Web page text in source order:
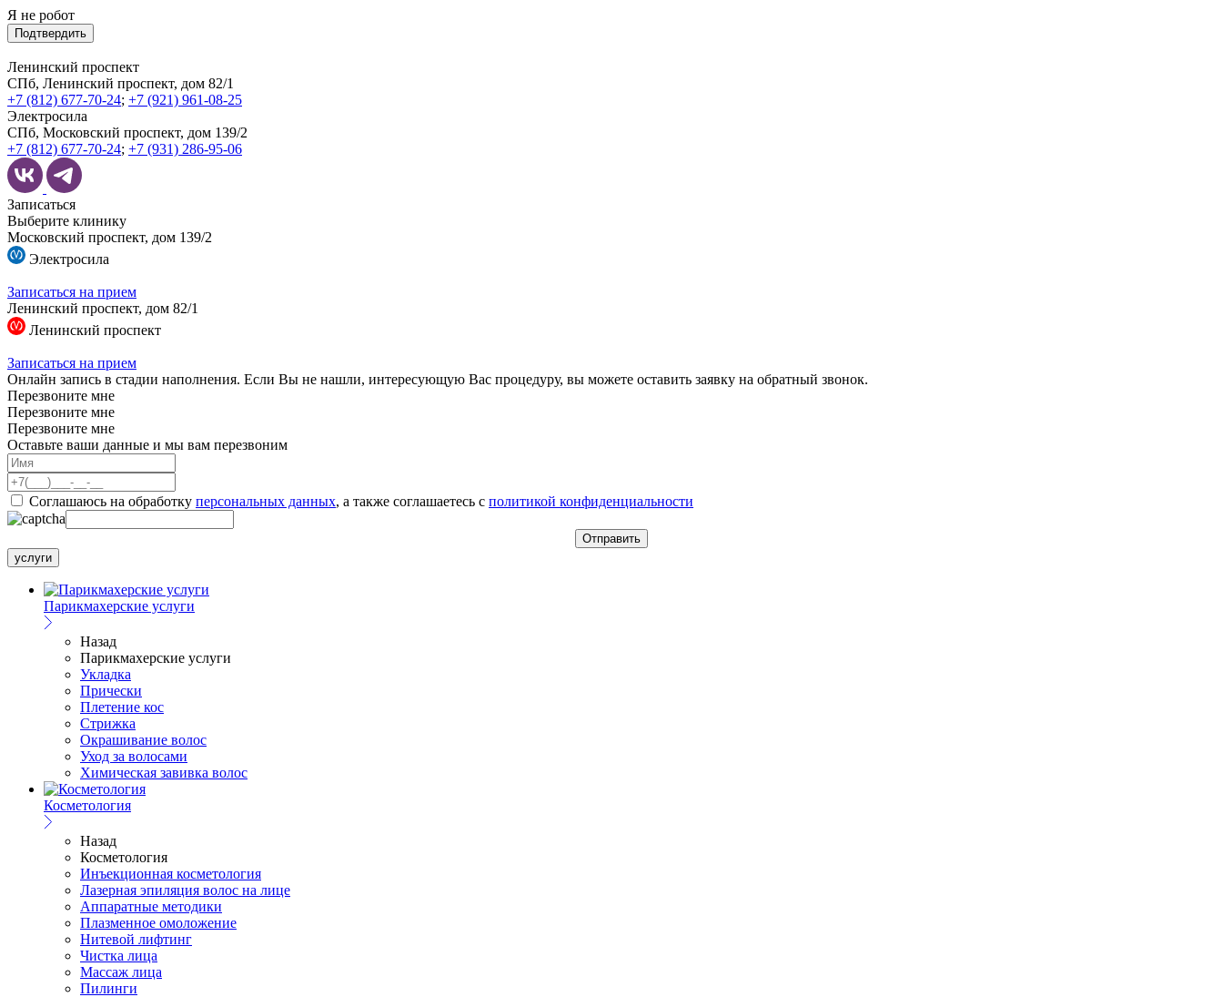
Я не робот
Подтвердить
Ленинский проспект
СПб, Ленинский проспект, дом 82/1
+7 (812) 677-70-24; +7 (921) 961-08-25
Электросила
СПб, Московский проспект, дом 139/2
+7 (812) 677-70-24; +7 (931) 286-95-06
Записаться
Выберите клинику
Московский проспект, дом 139/2
Электросила
Записаться на прием
Ленинский проспект, дом 82/1
Ленинский проспект
Записаться на прием
Онлайн запись в стадии наполнения. Если Вы не нашли, интересующую Вас процедуру, вы можете оставить заявку на обратный звонок.
Перезвоните мне
Перезвоните мне
Перезвоните мне
Оставьте ваши данные и мы вам перезвоним
Соглашаюсь на обработку персональных данных, а также соглашаетесь c политикой конфиденциальности
услуги
Парикмахерские услуги
Назад
Парикмахерские услуги
Укладка
Прически
Плетение кос
Стрижка
Окрашивание волос
Уход за волосами
Химическая завивка волос
Косметология
Назад
Косметология
Инъекционная косметология
Лазерная эпиляция волос на лице
Аппаратные методики
Плазменное омоложение
Нитевой лифтинг
Чистка лица
Массаж лица
Пилинги